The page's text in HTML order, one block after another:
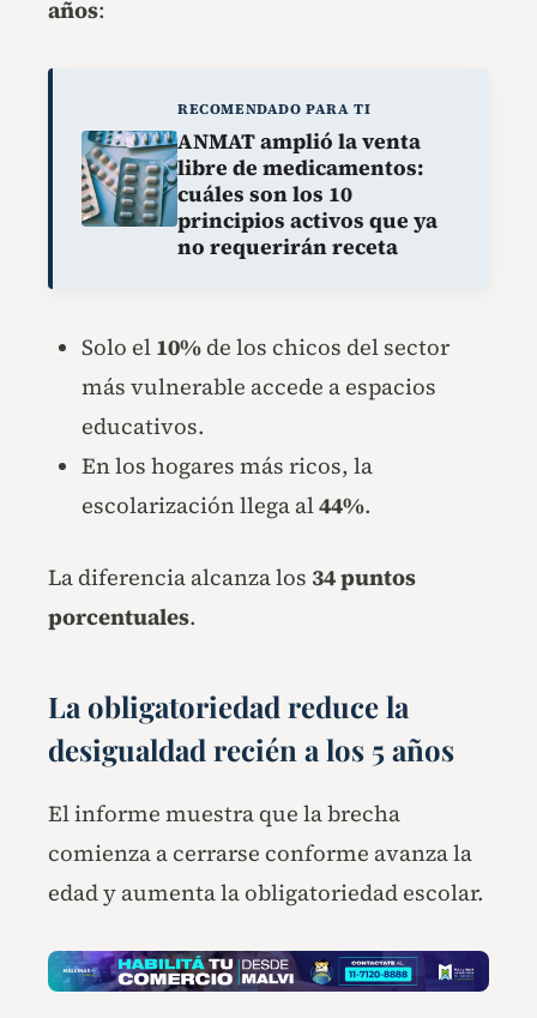
años:
RECOMENDADO PARA TI
ANMAT amplió la venta
libre de medicamentos:
cuáles son los 10
principios activos que ya
no requerirán receta
Solo el 10%de los chicos del sector
más vulnerable accede a espacios
educativos.
En los hogares más ricos, la
escolarización llega al44%.
La diferencia alcanza los 34 puntos
porcentuales.
La obligatoriedad reduce la
desigualdad recién a los 5 años
El informe muestra que la brecha
comienza a cerrarse conforme avanza la
edad y aumenta la obligatoriedad escolar.